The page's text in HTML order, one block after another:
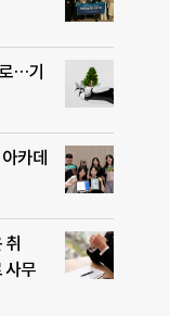
…기
카데
사무